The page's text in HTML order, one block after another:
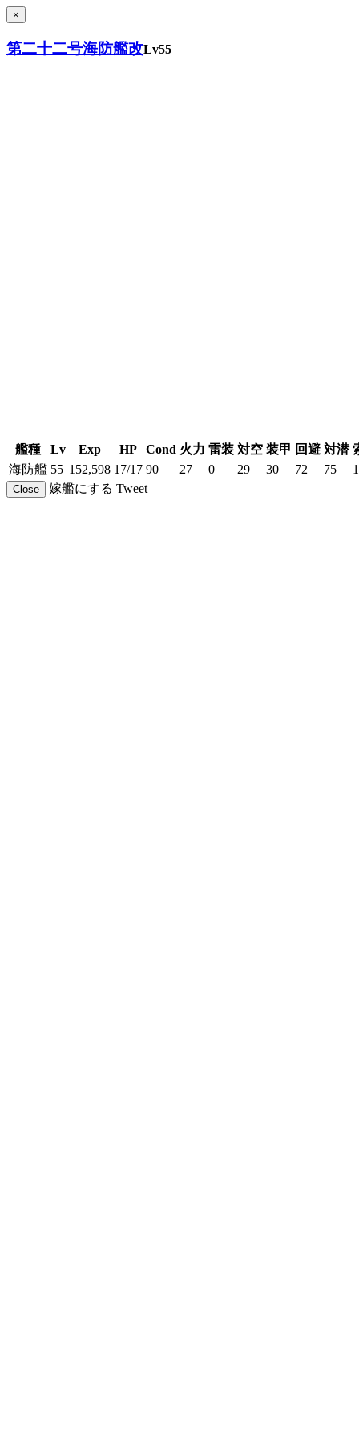
×
第二十二号海防艦改Lv55
艦種 Lv Exp HP Cond 火力 雷装 対空 装甲 回避 対潜
海防艦 55 152,598 17/17 90 27 0 29 30 72 75
Close 嫁艦にする Tweet